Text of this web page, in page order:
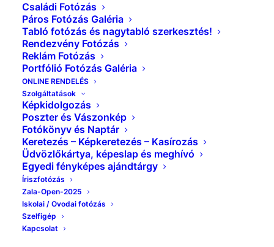
Családi Fotózás
Páros Fotózás Galéria
Tabló fotózás és nagytabló szerkesztés!
Rendezvény Fotózás
Reklám Fotózás
Portfólió Fotózás Galéria
ONLINE RENDELÉS
Szolgáltatások
Képkidolgozás
Poszter és Vászonkép
Fotókönyv és Naptár
Keretezés – Képkeretezés – Kasírozás
Üdvözlőkártya, képeslap és meghívó
Egyedi fényképes ajándtárgy
Íriszfotózás
Zala-Open-2025
Iskolai / Ovodai fotózás
Szelfigép
Kapcsolat
Album Gallery 1